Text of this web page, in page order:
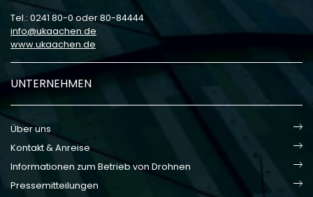
Tel.: 0241 80-0 oder 80-84444
info
ukaachen de
www.ukaachen.de
UNTERNEHMEN
Über uns
Kontakt & Anreise
Informationen zum Betrieb von Drohnen
Pressemitteilungen